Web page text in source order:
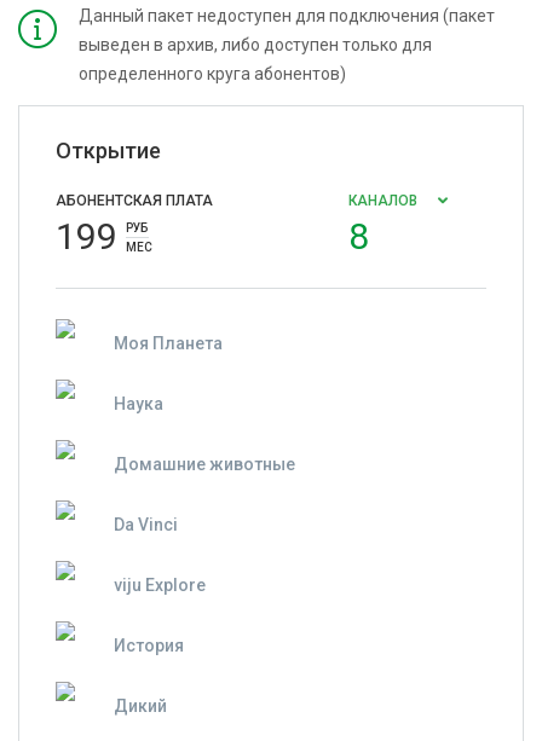
Данный пакет недоступен для подключения (пакет
выведен в архив, либо доступен только для
определенного круга абонентов)
Открытие
АБОНЕНТСКАЯ ПЛАТА
199
РУБ
МЕС
КАНАЛОВ
8
Моя Планета
Наука
Домашние животные
Da Vinci
viju Explore
История
Дикий